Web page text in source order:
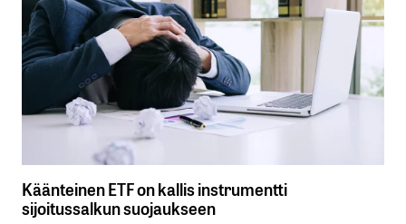
Käänteinen ETF on kallis instrumentti
sijoitussalkun suojaukseen